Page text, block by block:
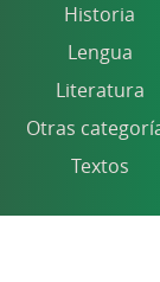
Historia
Lengua
Literatura
Otras
Textos